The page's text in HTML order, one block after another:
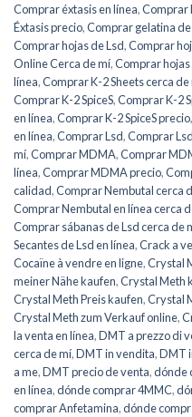
Comprar éxtasis en línea,Comprar
Éxtasis precio,Comprar gelatina de
Comprar hojas de Lsd,Comprar
Online Cerca de mí,Comprar
línea,Comprar K-2 Sheets cerca de
Comprar K-2 SpiceS,Comprar K-2
en línea,Comprar K-2 SpiceS precio,
en línea,Comprar Lsd,Comprar
mí,Comprar MDMA,Comprar
línea,Comprar MDMA precio,
calidad,Comprar Nembutal cerca
Comprar Nembutal en línea cerca
Comprar sábanas de Lsd cerca de
Secantes de Lsd en línea,Crack a
Cocaïne à vendre en ligne,Crystal
meiner Nähe kaufen,Crystal Meth
Crystal Meth Preis kaufen,Crystal
Crystal Meth zum Verkauf online,
la venta en línea,DMT a prezzo di
cerca de mí,DMT in vendita,DMT
a me,DMT precio de venta,dónde
en línea,dónde comprar 4MMC,
comprar Anfetamina,dónde